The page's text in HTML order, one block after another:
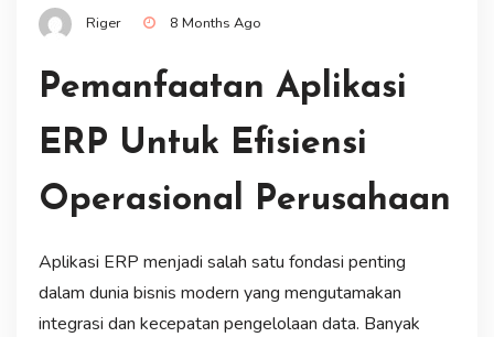
Riger 8 Months Ago
Pemanfaatan Aplikasi
ERP Untuk Efisiensi
Operasional Perusahaan
Aplikasi ERP menjadi salah satu fondasi penting
dalam dunia bisnis modern yang mengutamakan
integrasi dan kecepatan pengelolaan data. Banyak